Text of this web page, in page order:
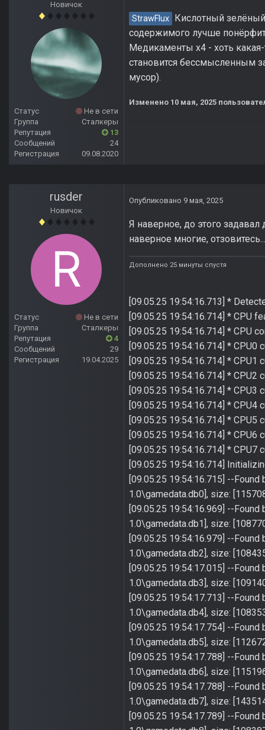
Новичок
Статус
Не в сети
Группа
Сталкеры
Репутация
13
Сообщений
24
Регистрация
09.08.2020
StrawFlux
Кислотный
содержимого лучше
Медикаменты х4 - хоть
становится бессмысленным
мусор).
Изменено 10 мая, 2025
rusder
Новичок
Статус
Не в сети
Группа
Сталкеры
Репутация
4
Сообщений
29
Регистрация
19.04.2025
Опубликовано 9 мая, 2025
Я наверное, до этого
наверное многие,
Дополнено 25 минуты спустя
[09.05.25 19:54:16.713] *
[09.05.25 19:54:16.714] * CPU
[09.05.25 19:54:16.714] * CPU
[09.05.25 19:54:16.714] *
[09.05.25 19:54:16.714] *
[09.05.25 19:54:16.714] *
[09.05.25 19:54:16.714] *
[09.05.25 19:54:16.714] *
[09.05.25 19:54:16.714] *
[09.05.25 19:54:16.714] *
[09.05.25 19:54:16.714] *
[09.05.25 19:54:16.714]
[09.05.25 19:54:16.715] --
1.0\gamedata.db0], size:
[09.05.25 19:54:16.969] --
1.0\gamedata.db1], size:
[09.05.25 19:54:16.979] --
1.0\gamedata.db2], size:
[09.05.25 19:54:17.015] --
1.0\gamedata.db3], size:
[09.05.25 19:54:17.713] --
1.0\gamedata.db4], size:
[09.05.25 19:54:17.754] --
1.0\gamedata.db5], size:
[09.05.25 19:54:17.788] --
1.0\gamedata.db6], size:
[09.05.25 19:54:17.788] --
1.0\gamedata.db7], size:
[09.05.25 19:54:17.789] --